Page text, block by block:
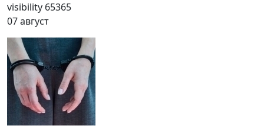
visibility 65365
07 август